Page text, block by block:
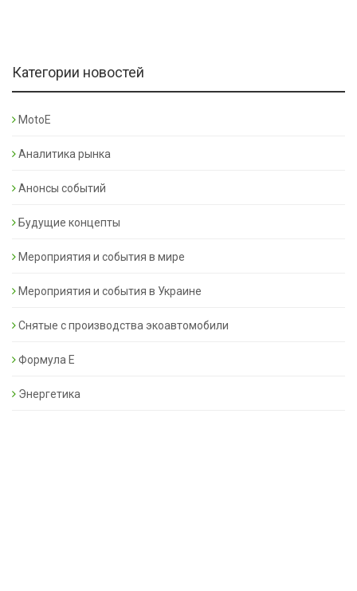
Категории новостей
MotoE
Аналитика рынка
Анонсы событий
Будущие концепты
Мероприятия и события в мире
Мероприятия и события в Украине
Снятые с производства экоавтомобили
Формула Е
Энергетика